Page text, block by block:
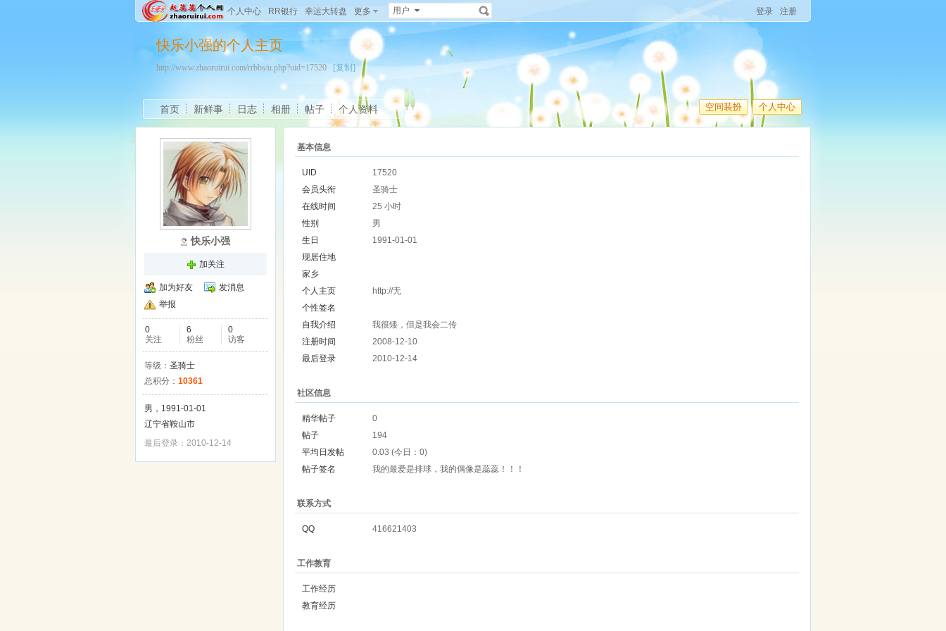
个人中心 RR银行 幸运大转盘 更多 用户 登录 注册
快乐小强的个人主页
http://www.zhaoruirui.com/rrbbs/u.php?uid=17520 [复制]
空间装扮 个人中心
首页 新鲜事 日志 相册 帖子 个人资料
快乐小强
加关注
加为好友
发消息
举报
0
关注
6
粉丝
0
访客
等级： 圣骑士
总积分： 10361
男，1991-01-01
辽宁省鞍山市
最后登录：2010-12-14
基本信息
UID
17520
会员头衔
圣骑士
在线时间
25 小时
性别
男
生日
1991-01-01
现居住地
家乡
个人主页
http://无
个性签名
自我介绍
我很矮，但是我会二传
注册时间
2008-12-10
最后登录
2010-12-14
社区信息
精华帖子
0
帖子
194
平均日发帖
0.03 (今日：0)
帖子签名
我的最爱是排球，我的偶像是蕊蕊！！！
联系方式
QQ 416621403
工作教育
工作经历
教育经历